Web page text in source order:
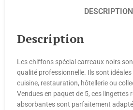
DESCRIPTION
Description
Les chiffons spécial carreaux noirs
qualité professionnelle. Ils sont
cuisine, restauration, hôtellerie ou
Vendues en paquet de 5, ces lingettes
absorbantes sont parfaitement